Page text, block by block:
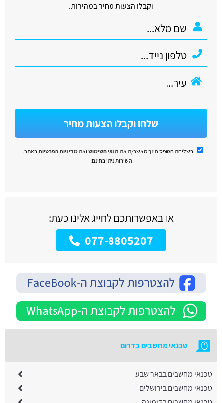
וקבלו הצעות מחיר במהירות.
שלחו וקבלו הצעות מחיר
בשליחת הטופס הינך מאשר/ת את תנאי השימוש ואתמדיניות הפרטיותבאתר.
השירות ניתן בחינם!
או באפשרותכם לחייג אלינו כעת:
077-8805207
טכנאי מחשבים בדרום
טכנאי מחשבים בבאר שבע
טכנאי מחשבים בירושלים